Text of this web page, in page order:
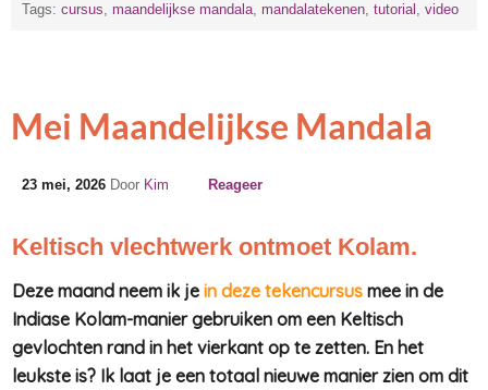
Tags: cursus, maandelijkse mandala, mandalatekenen, tutorial , video
Mei Maandelijkse Mandala
23 mei, 2026 Door Kim Reageer
Keltisch vlechtwerk ontmoet Kolam.
Deze maand neem ik je in deze tekencursus mee in de
Indiase Kolam-manier gebruiken om een Keltisch
gevlochten rand in het vierkant op te zetten. En het
leukste is? Ik laat je een totaal nieuwe manier zien om dit